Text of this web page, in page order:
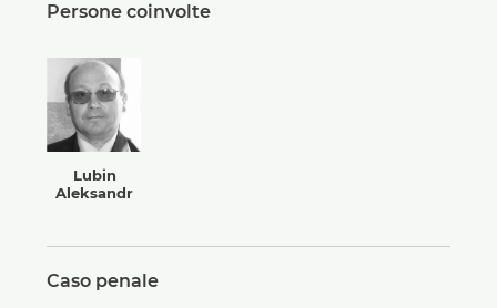
Persone coinvolte
Lubin
Aleksandr
Caso penale